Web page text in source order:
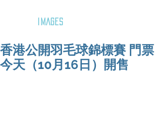
IMAGES
香港公開羽毛球錦標賽 門票
今天（10月16日）開售